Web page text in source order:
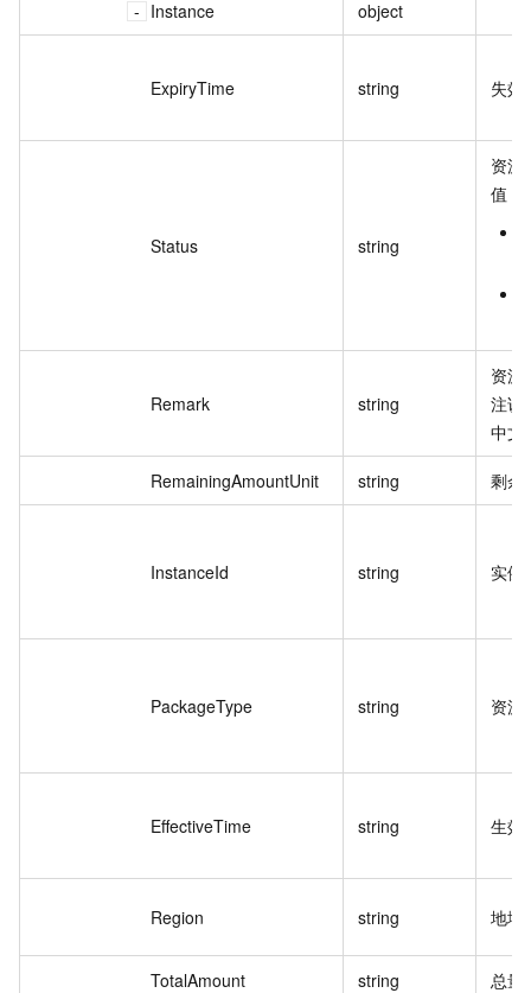
Instance object
ExpiryTime string 失效
Status string
资源
值：
Remark string
资源
注说
中文
RemainingAmountUnit string 剩余
InstanceId string 实例
PackageType string 资源
EffectiveTime string 生效
Region string 地域
TotalAmount string 总量